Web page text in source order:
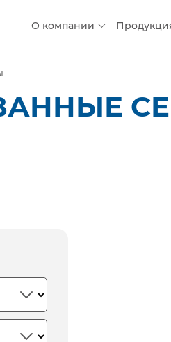
О компании